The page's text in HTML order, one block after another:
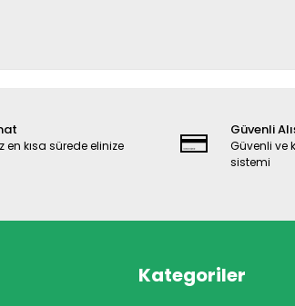
en kısa sürede elinize
Güvenli
Güvenli ve
sistemi
Kategoriler